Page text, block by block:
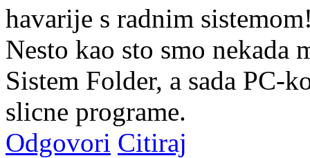
havarije s radnim
Nesto kao sto smo
Sistem Folder, a sada PC-
slicne programe.
Odgovori Citiraj